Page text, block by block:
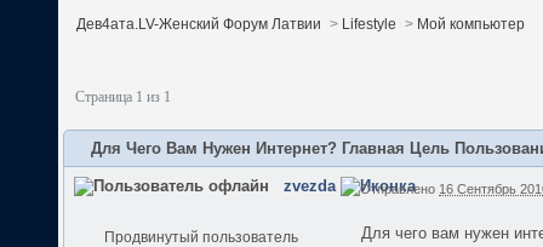
Дев4ата.LV-Женский Форум Латвии > Lifestyle > Мой компьютер
Страница 1 из 1
Для Чего Вам Нужен Интернет? Главная Цель
zvezda
Продвинутый пользователь
Отправлено 16 Сентябрь
Для чего вам нужен